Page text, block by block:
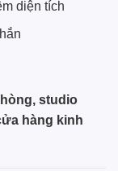
diện tích
studio
hàng kinh